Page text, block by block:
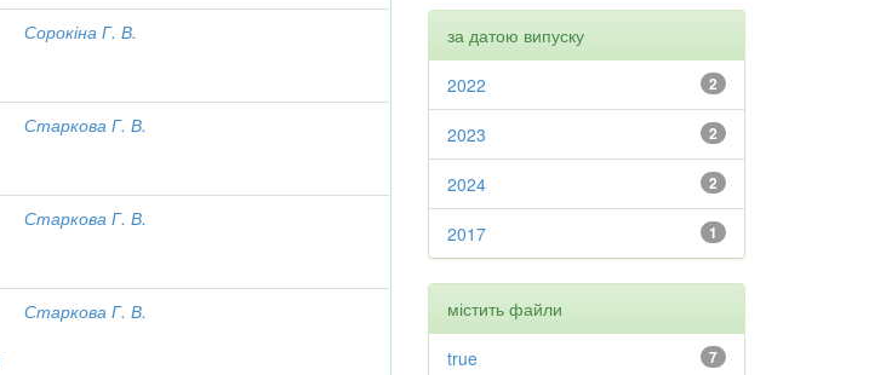
Сорокіна Г. В.
Старкова Г. В.
Старкова Г. В.
Старкова Г. В.
за датою випуску
2
2022
2
2023
2
2024
1
2017
містить файли
7
true